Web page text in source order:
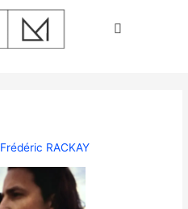
Frédéric RACKAY